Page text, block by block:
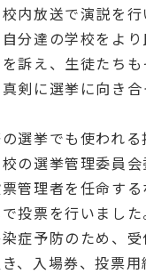
内放送で演説を行
分達の学校をより
訴え、生徒たち
剣に選挙に向き
選挙でも使われ
の選挙管理委員
管理者を任命す
投票を行いました
症予防のため、
、入場券、投票用